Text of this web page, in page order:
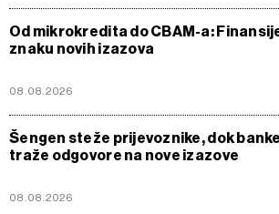
Od mikrokredita do CBAM-a:
znaku novih izazova
08.08.2026
Šengen steže prijevoznike, dok
traže odgovore na nove izazove
08.08.2026